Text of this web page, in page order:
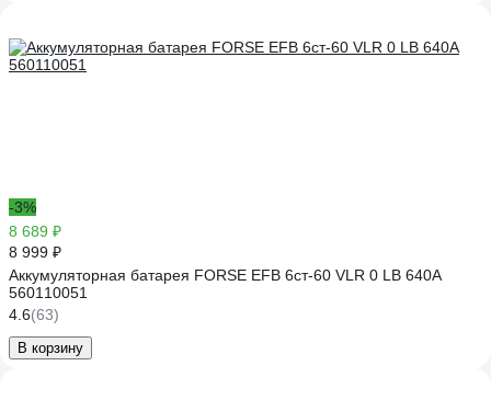
-3%
8 689 ₽
8 999 ₽
Аккумуляторная батарея FORSE EFB 6ст-60 VLR 0 LB 640A
560110051
4.6(63)
В корзину